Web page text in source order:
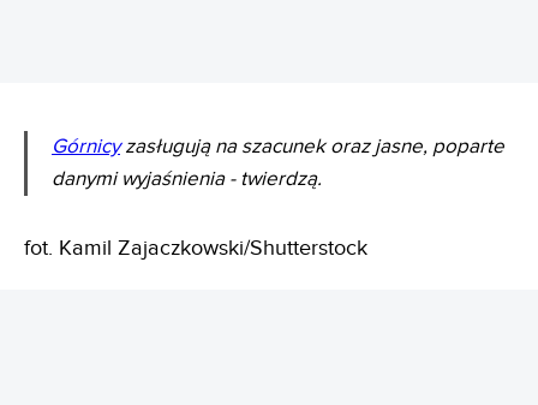
Górnicyzasługują na szacunek oraz jasne, poparte
danymi wyjaśnienia - twierdzą.
fot. Kamil Zajaczkowski/Shutterstock